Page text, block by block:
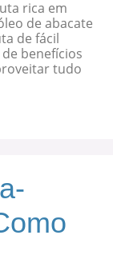
rica em
de abacate
de fácil
benefícios
tudo